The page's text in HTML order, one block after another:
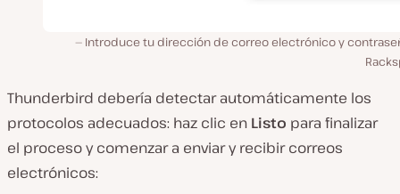
Introduce tu dirección de correo electrónico y
Thunderbird debería detectar automáticamente los
protocolos adecuados: haz clic en Listo para finalizar
el proceso y comenzar a enviar y recibir correos
electrónicos: